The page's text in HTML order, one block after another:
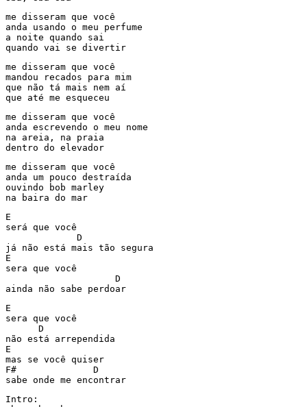
me disseram que você
anda usando o meu perfume
a noite quando sai
quando vai se divertir
me disseram que você
mandou recados para mim
que não tá mais nem aí
que até me esqueceu
me disseram que você
anda escrevendo o meu nome
na areia, na praia
dentro do elevador
me disseram que você
anda um pouco destraída
ouvindo bob marley
na baira do mar
E
será que você
             D
já não está mais tão segura
E
sera que você
                    D
ainda não sabe perdoar
E
sera que você
      D
não está arrependida
E
mas se você quiser
F#              D
sabe onde me encontrar
Intro: